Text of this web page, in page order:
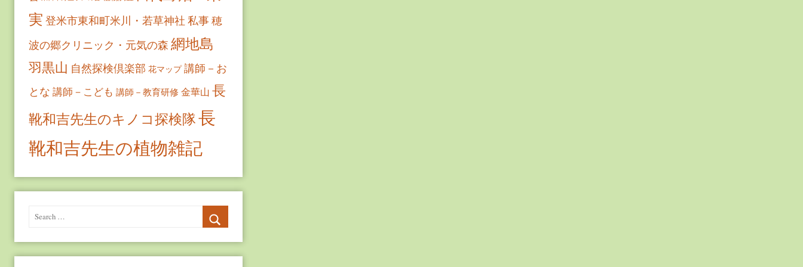
実 登米市東和町米川・若草神社 私事穂
波の郷クリニック・元気の森 網地島
羽黒山 自然探検倶楽部 花マップ 講師－お
とな 講師－こども 講師－教育研修 金華山 長
靴和吉先生のキノコ探検隊長
靴和吉先生の植物雑記
Search